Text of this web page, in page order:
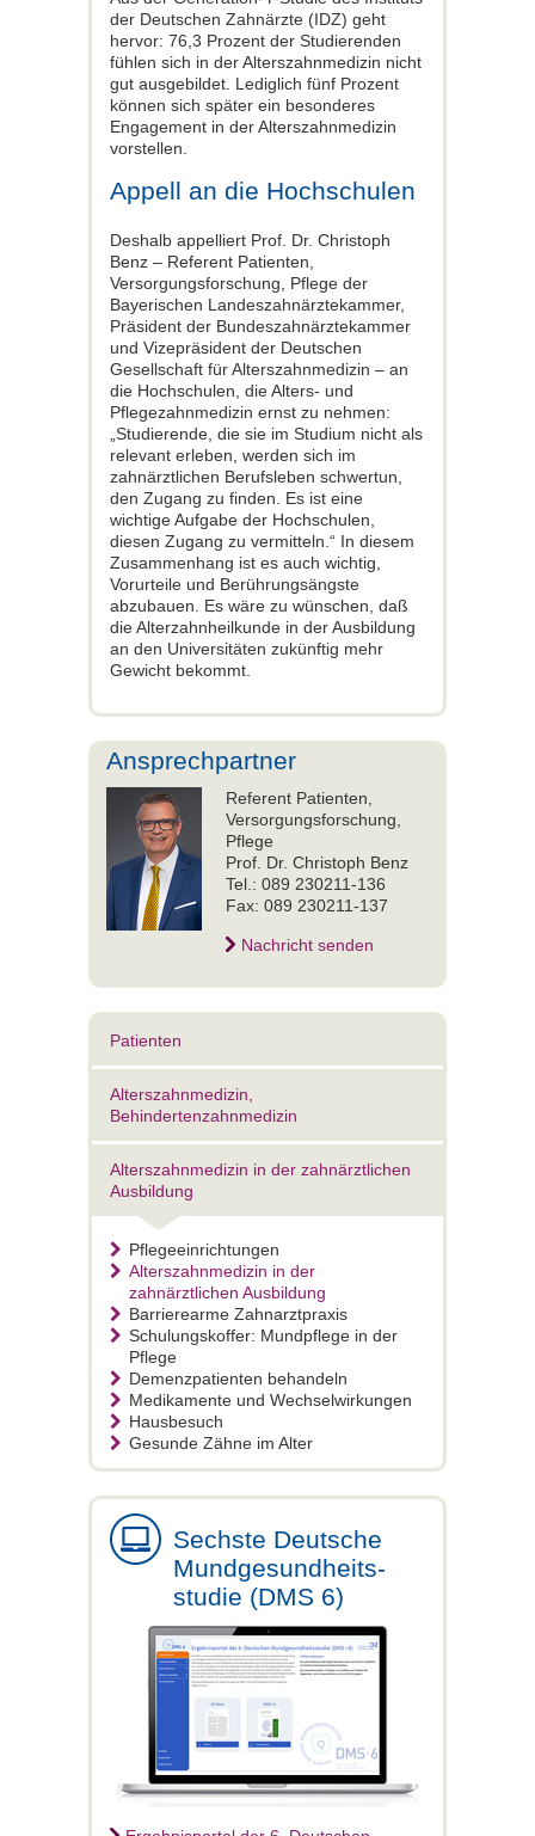
der Deutschen Zahnärzte (IDZ) geht
hervor: 76,3 Prozent der Studierenden
fühlen sich in der Alterszahnmedizin nicht
gut ausgebildet. Lediglich fünf Prozent
können sich später ein besonderes
Engagement in der Alterszahnmedizin
vorstellen.
Appell an die Hochschulen
Deshalb appelliert Prof. Dr. Christoph
Benz – Referent Patienten,
Versorgungsforschung, Pflege der
Bayerischen Landeszahnärztekammer,
Präsident der Bundeszahnärztekammer
und Vizepräsident der Deutschen
Gesellschaft für Alterszahnmedizin – an
die Hochschulen, die Alters- und
Pflegezahnmedizin ernst zu nehmen:
„Studierende, die sie im Studium nicht als
relevant erleben, werden sich im
zahnärztlichen Berufsleben schwertun,
den Zugang zu finden. Es ist eine
wichtige Aufgabe der Hochschulen,
diesen Zugang zu vermitteln.“ In diesem
Zusammenhang ist es auch wichtig,
Vorurteile und Berührungsängste
abzubauen. Es wäre zu wünschen, daß
die Alterzahnheilkunde in der Ausbildung
an den Universitäten zukünftig mehr
Gewicht bekommt.
Ansprechpartner
Referent Patienten,
Versorgungsforschung,
Pflege
Prof. Dr. Christoph Benz
Tel.: 089 230211-136
Fax: 089 230211-137
Nachricht senden
Patienten
Alterszahnmedizin,
Behindertenzahnmedizin
Alterszahnmedizin in der zahnärztlichen
Ausbildung
Pflegeeinrichtungen
Alterszahnmedizin in der
zahnärztlichen Ausbildung
Barrierearme Zahnarztpraxis
Schulungskoffer: Mundpflege in der
Pflege
Demenzpatienten behandeln
Medikamente und Wechselwirkungen
Hausbesuch
Gesunde Zähne im Alter
Sechste Deutsche
Mundgesundheits-
studie (DMS 6)